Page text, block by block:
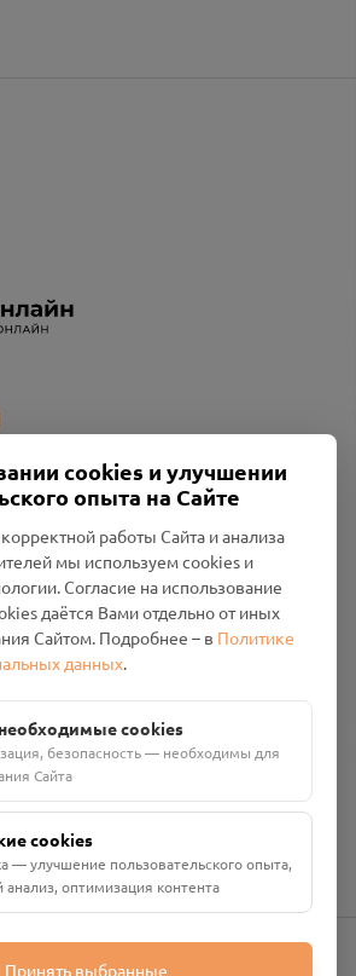
ответственностью «Смоленский
1256700001986
Смоленская область, р-н
улица Западная, д. 26А, пом. 18
в АО "АЛЬФА-БАНК"
cookies и улучшении
опыта на Сайте
работы Сайта и анализа
мы используем cookies и
Согласие на использование
даётся Вами отдельно от иных
Сайтом. Подробнее – в Политике
данных.
cookies
безопасность — необходимы для
Сайта
cookies
— улучшение пользовательского опыта,
анализ, оптимизация контента
Принять выбранные